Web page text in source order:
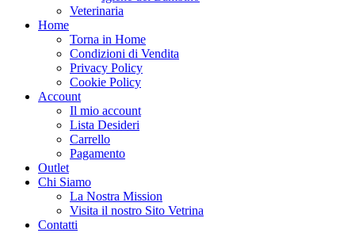
Veterinaria
Home
Torna in Home
Condizioni di Vendita
Privacy Policy
Cookie Policy
Account
Il mio account
Lista Desideri
Carrello
Pagamento
Outlet
Chi Siamo
La Nostra Mission
Visita il nostro Sito Vetrina
Contatti